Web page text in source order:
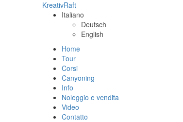
KreativRaft
Italiano
Deutsch
English
Home
Tour
Corsi
Canyoning
Info
Noleggio e vendita
Video
Contatto